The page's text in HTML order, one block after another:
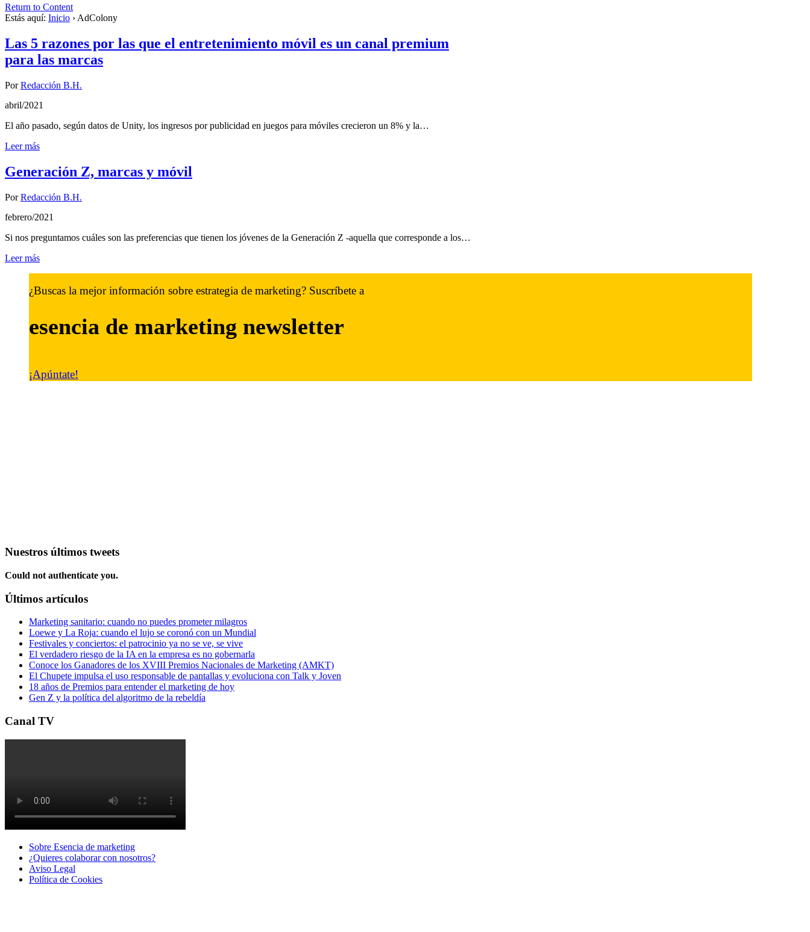
Return to Content
Estás aquí: Inicio › AdColony
Las 5 razones por las que el entretenimiento móvil es un canal premium
para las marcas
PorRedacción B.H.
abril/2021
El año pasado, según datos de Unity, los ingresos por publicidad en juegos para móviles crecieron un 8% y la…
Leer más
Generación Z, marcas y móvil
PorRedacción B.H.
febrero/2021
Si nos preguntamos cuáles son las preferencias que tienen los jóvenes de la Generación Z -aquella que corresponde a los…
Leer más
¿Buscas la mejor información sobre estrategia de marketing? Suscríbete a
esencia de marketing newsletter
¡Apúntate!
Nuestros últimos tweets
Could not authenticate you.
Últimos artículos
Marketing sanitario: cuando no puedes prometer milagros
Loewe y La Roja: cuando el lujo se coronó con un Mundial
Festivales y conciertos: el patrocinio ya no se ve, se vive
El verdadero riesgo de la IA en la empresa es no gobernarla
Conoce los Ganadores de los XVIII Premios Nacionales de Marketing (AMKT)
El Chupete impulsa el uso responsable de pantallas y evoluciona con Talk y Joven
18 años de Premios para entender el marketing de hoy
Gen Z y la política del algoritmo de la rebeldía
Canal TV
Sobre Esencia de marketing
¿Quieres colaborar con nosotros?
Aviso Legal
Polí­tica de Cookies